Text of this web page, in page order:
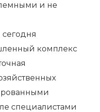
и не
комплекс
специалистами